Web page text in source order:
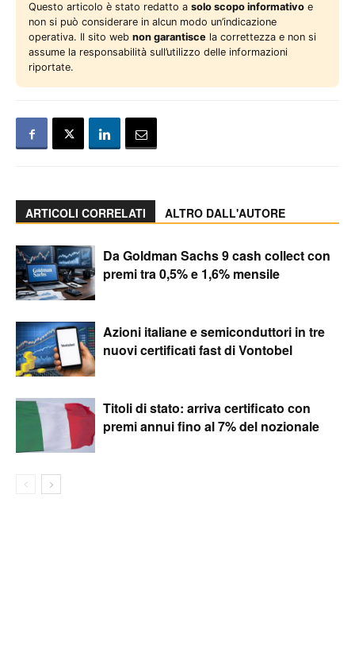
Questo articolo è stato redatto a solo scopo informativo e
non si può considerare in alcun modo un’indicazione
operativa. Il sito web non garantisce la correttezza e non si
assume la responsabilità sull’utilizzo delle informazioni
riportate.
ARTICOLI CORRELATI ALTRO DALL'AUTORE
Da Goldman Sachs 9 cash collect con
premi tra 0,5% e 1,6% mensile
Azioni italiane e semiconduttori in tre
nuovi certificati fast di Vontobel
Titoli di stato: arriva certificato con
premi annui fino al 7% del nozionale